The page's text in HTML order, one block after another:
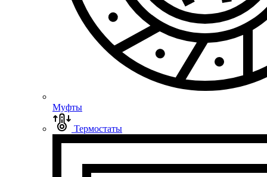
Муфты
Термостаты